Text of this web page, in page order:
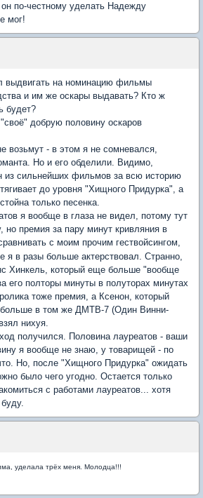
по-честному уделать Надежду
мог!
выдвигать на номинацию фильмы
и им же оскары выдавать? Кто ж
будет?
добрую половину оскаров
возьмут - в этом я не сомневался,
Но и его обделили. Видимо,
из сильнейших фильмов за всю историю
до уровня "Хищного Придурка", а
только песенка.
я вообще в глаза не видел, потому тут
но премия за пару минут кривляния в
с моим прочим гествойсингом,
я в разы больше актерствовал. Странно,
Хинкель, который еще больше "вообще
его полторы минуты в полуторах минутах
тоже премия, а Ксенон, который
в том же ДМТВ-7 (Один Винни-
нихуя.
получился. Половина лауреатов - ваши
я вообще не знаю, у товарищей - по
Но, после "Хищного Придурка" ожидать
было чего угодно. Остается только
с работами лауреатов... хотя
уделала трёх меня. Молодца!!!